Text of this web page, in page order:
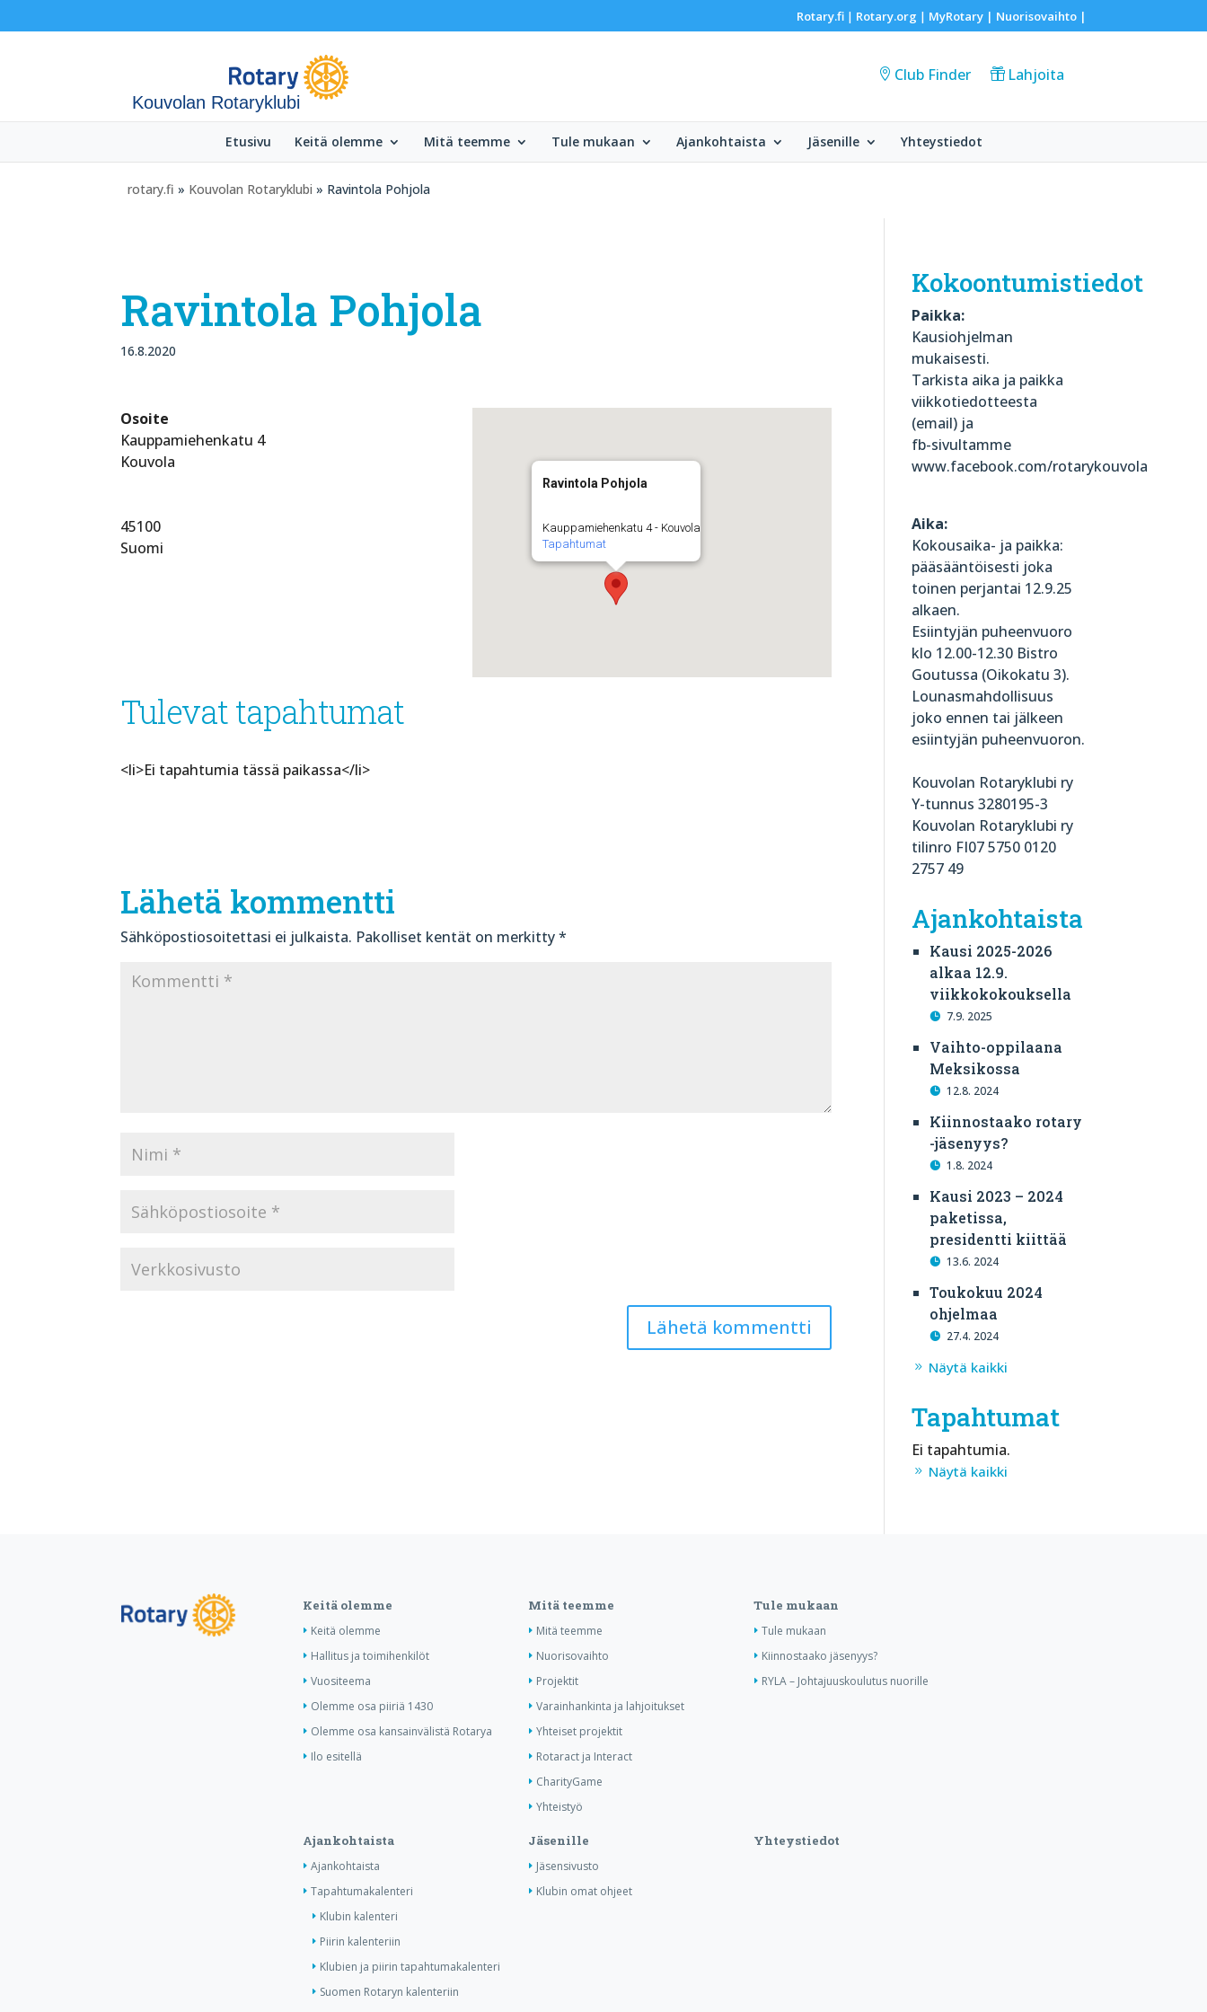
Rotary.fi| Rotary.org | MyRotary | Nuorisovaihto|
Kouvolan Rotaryklubi
Club Finder Lahjoita
Etusivu Keitä olemme Mitä teemme Tule mukaan Ajankohtaista Jäsenille Yhteystiedot
rotary.fi » Kouvolan Rotaryklubi » Ravintola Pohjola
Ravintola Pohjola
16.8.2020
Ravintola Pohjola
Kauppamiehenkatu 4 - Kouvola
Tapahtumat
Osoite
Kauppamiehenkatu 4
Kouvola
45100
Suomi
Tulevat tapahtumat
<li>Ei tapahtumia tässä paikassa</li>
Lähetä kommentti
Sähköpostiosoitettasi ei julkaista. Pakolliset kentät on merkitty*
Kokoontumistiedot
Paikka:
Kausiohjelman
mukaisesti.
Tarkista aika ja paikka
viikkotiedotteesta
(email) ja
fb-sivultamme
www.facebook.com/rotarykouvola
Aika:
Kokousaika- ja paikka:
pääsääntöisesti joka
toinen perjantai 12.9.25
alkaen.
Esiintyjän puheenvuoro
klo 12.00-12.30 Bistro
Goutussa (Oikokatu 3).
Lounasmahdollisuus
joko ennen tai jälkeen
esiintyjän puheenvuoron.
Kouvolan Rotaryklubi ry
Y-tunnus 3280195-3
Kouvolan Rotaryklubi ry
tilinro FI07 5750 0120
2757 49
Ajankohtaista
Kausi 2025-2026
alkaa 12.9.
viikkokokouksella
7.9. 2025
Vaihto-oppilaana
Meksikossa
12.8. 2024
Kiinnostaako rotary
-jäsenyys?
1.8. 2024
Kausi 2023 – 2024
paketissa,
presidentti kiittää
13.6. 2024
Toukokuu 2024
ohjelmaa
27.4. 2024
Näytä kaikki
Tapahtumat
Ei tapahtumia.
Näytä kaikki
Keitä olemme
Keitä olemme
Hallitus ja toimihenkilöt
Vuositeema
Olemme osa piiriä 1430
Olemme osa kansainvälistä Rotarya
Ilo esitellä
Mitä teemme
Mitä teemme
Nuorisovaihto
Projektit
Varainhankinta ja lahjoitukset
Yhteiset projektit
Rotaract ja Interact
CharityGame
Yhteistyö
Tule mukaan
Tule mukaan
Kiinnostaako jäsenyys?
RYLA – Johtajuuskoulutus nuorille
Ajankohtaista
Ajankohtaista
Tapahtumakalenteri
Klubin kalenteri
Piirin kalenteriin
Klubien ja piirin tapahtumakalenteri
Suomen Rotaryn kalenteriin
Jäsenille
Jäsensivusto
Klubin omat ohjeet
Yhteystiedot